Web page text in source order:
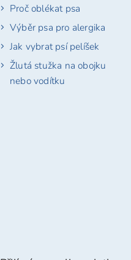
Proč oblékat psa
Výběr psa pro alergika
Jak vybrat psí pelíšek
Žlutá stužka na obojku
nebo vodítku